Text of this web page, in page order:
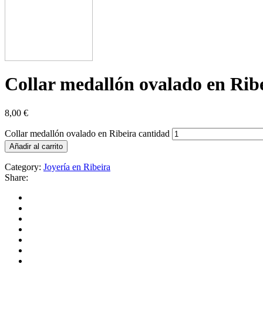
Collar medallón ovalado en
8,00 €
Collar medallón ovalado en Ribeira cantidad
Añadir al carrito
Category: Joyería en Ribeira
Share: